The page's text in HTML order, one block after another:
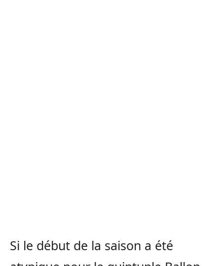
Si le début de la saison a été